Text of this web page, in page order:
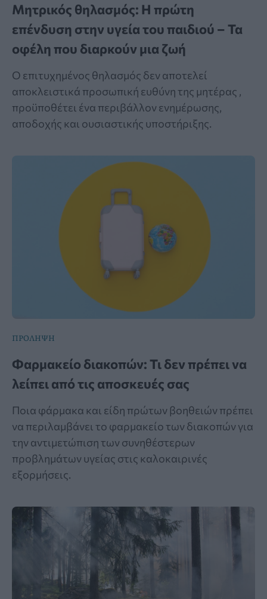
Μητρικός θηλασμός: Η πρώτη
επένδυση στην υγεία του παιδιού – Τα
οφέλη που διαρκούν μια ζωή
Ο επιτυχημένος θηλασμός δεν αποτελεί
αποκλειστικά προσωπική ευθύνη της μητέρας ,
προϋποθέτει ένα περιβάλλον ενημέρωσης,
αποδοχής και ουσιαστικής υποστήριξης.
ΠΡΟΛΗΨΗ
Φαρμακείο διακοπών: Τι δεν πρέπει να
λείπει από τις αποσκευές σας
Ποια φάρμακα και είδη πρώτων βοηθειών πρέπει
να περιλαμβάνει το φαρμακείο των διακοπών για
την αντιμετώπιση των συνηθέστερων
προβλημάτων υγείας στις καλοκαιρινές
εξορμήσεις.